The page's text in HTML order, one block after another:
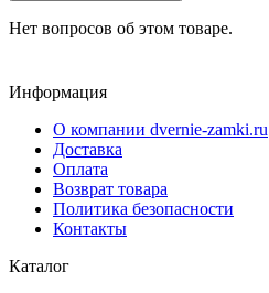
Нет вопросов об этом товаре.
Информация
О компании dvernie-zamki.ru
Доставка
Оплата
Возврат товара
Политика безопасности
Контакты
Каталог